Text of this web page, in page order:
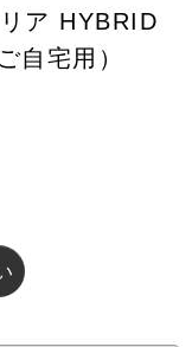
ア HYBRID
自宅用）